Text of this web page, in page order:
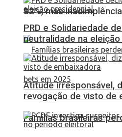
82%, mas
Famílias brasileiras
PRD e Solidariedade
neutralidade na
Atitude irresponsável,
revogação de visto de